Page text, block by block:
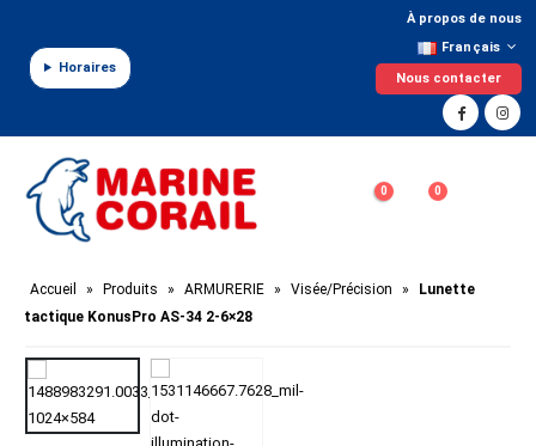
Horaires
À propos de nous
Français
Nous contacter
0 0
Accueil » Produits » ARMURERIE » Visée/Précision »
Lunette
tactique KonusPro AS-34 2-6×28